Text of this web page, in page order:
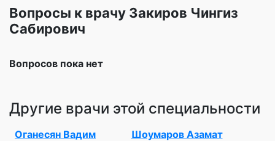
Вопросы к врачу Закиров Чингиз
Сабирович
Вопросов пока нет
Другие врачи этой специальности
Оганесян Вадим
Шоумаров Азамат